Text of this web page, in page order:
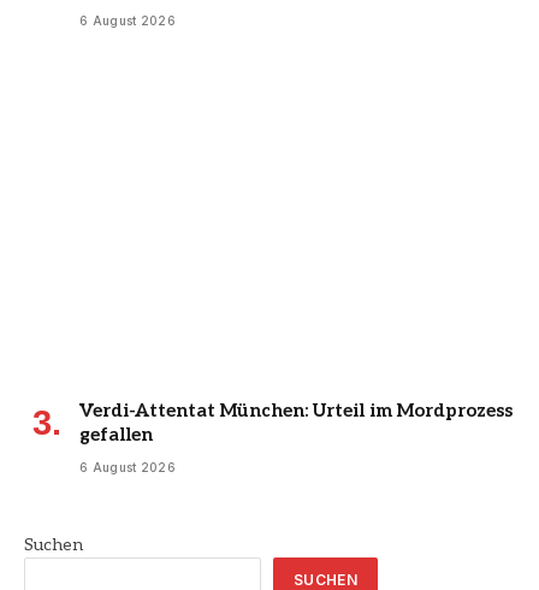
6 August 2026
Verdi-Attentat München: Urteil im Mordprozess
gefallen
6 August 2026
Suchen
SUCHEN